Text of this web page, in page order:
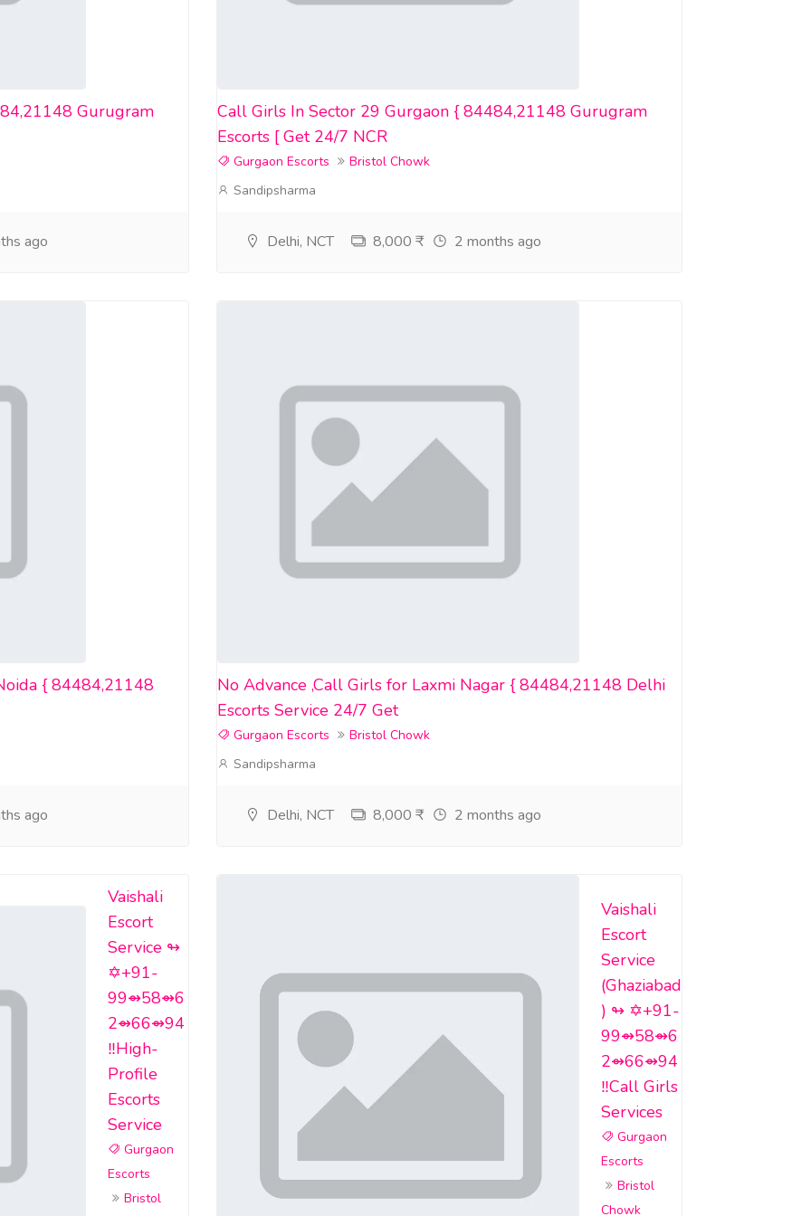
Gurugram
ago
Call Girls In Sector 29 Gurgaon { 84484,21148 Gurugram
Escorts [ Get 24/7 NCR
Gurgaon Escorts
Bristol Chowk
Sandipsharma
Delhi, NCT 8,000 ₹ 2 months ago
{ 84484,21148
ago
No Advance ,Call Girls for Laxmi Nagar { 84484,21148 Delhi
Escorts Service 24/7 Get
Gurgaon Escorts
Bristol Chowk
Sandipsharma
Delhi, NCT 8,000 ₹ 2 months ago
Vaishali
Escort
Service ↬
✡️+91-
99⇴58⇴6
2⇴66⇴94
‼️High-
Profile
Escorts
Service
Gurgaon
Escorts
Bristol
Vaishali
Escort
Service
(Ghaziabad
) ↬ ✡️+91-
99⇴58⇴6
2⇴66⇴94
‼️Call Girls
Services
Gurgaon
Escorts
Bristol
Chowk